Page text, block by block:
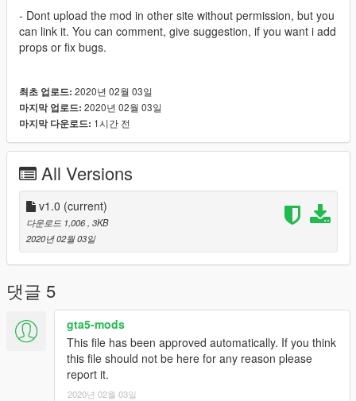
- Dont upload the mod in other site without permission, but you
can link it. You can comment, give suggestion, if you want i add
props or fix bugs.
최초 업로드: 2020년 02월 03일
마지막 업로드: 2020년 02월 03일
마지막 다운로드: 1시간 전
All Versions
v1.0 (current)
다운로드 1,006 , 3KB
2020년 02월 03일
댓글 5
gta5-mods
This file has been approved automatically. If you think
this file should not be here for any reason please
report it.
2020년 02월 03일